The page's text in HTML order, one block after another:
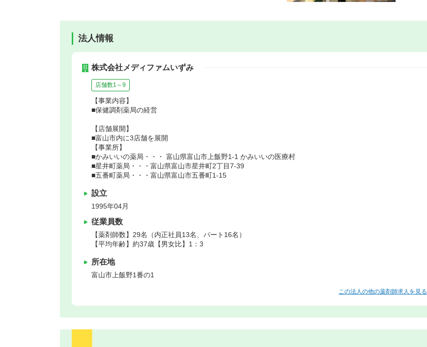
法人情報
株式会社メディファムいずみ
店舗数1～9
【事業内容】
■保健調剤薬局の経営
【店舗展開】
■富山市内に3店舗を展開
【事業所】
■かみいいの薬局・・・ 富山県富山市上飯野1-1 かみいいの医療村
■星井町薬局・・・富山県富山市星井町2丁目7-39
■五番町薬局・・・富山県富山市五番町1-15
設立
1995年04月
従業員数
【薬剤師数】29名（内正社員13名、パート16名）
【平均年齢】約37歳【男女比】1：3
所在地
富山市 上飯野1番の1
この法人の他の薬剤師求人を見る